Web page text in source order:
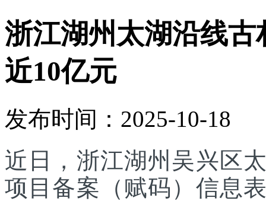
浙江湖州太湖沿线
近10亿元
发布时间：2025-10-18
近日，浙江湖州吴兴区
项目备案（赋码）信息